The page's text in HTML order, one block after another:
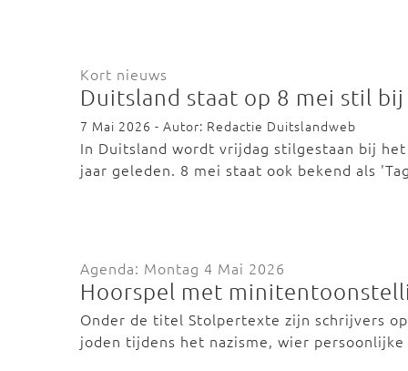
Kort nieuws
Duitsland staat op 8 mei stil
7 Mai 2026 - Autor: Redactie Duitslandweb
In Duitsland wordt vrijdag stilgestaan bij
jaar geleden. 8 mei staat ook bekend als
Agenda: Montag 4 Mai 2026
Hoorspel met
Onder de titel Stolpertexte zijn schrijvers
joden tijdens het nazisme, wier